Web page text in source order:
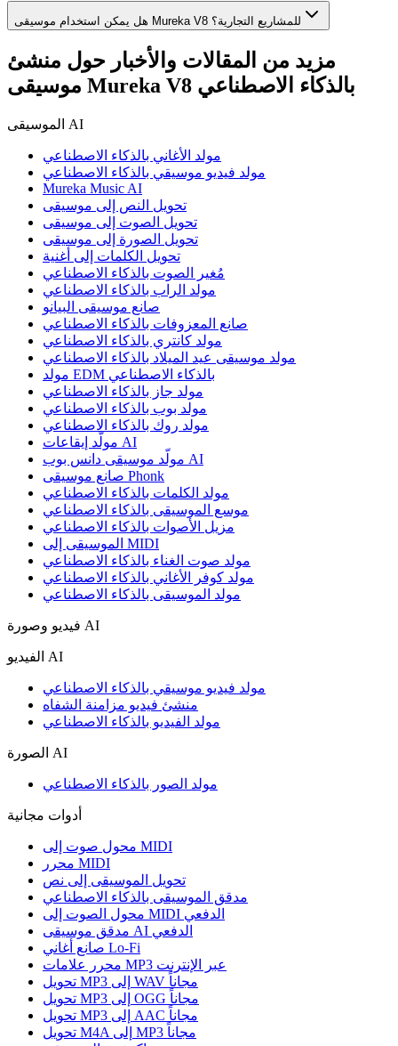
هل يمكن استخدام موسيقى Mureka V8 للمشاريع التجارية؟
مزيد من المقالات والأخبار حول منشئ
موسيقى Mureka V8 بالذكاء الاصطناعي
الموسيقى AI
مولد الأغاني بالذكاء الاصطناعي
مولد فيديو موسيقي بالذكاء الاصطناعي
Mureka Music AI
تحويل النص إلى موسيقى
تحويل الصوت إلى موسيقى
تحويل الصورة إلى موسيقى
تحويل الكلمات إلى أغنية
مُغير الصوت بالذكاء الاصطناعي
مولد الراب بالذكاء الاصطناعي
صانع موسيقى البيانو
صانع المعزوفات بالذكاء الاصطناعي
مولد كانتري بالذكاء الاصطناعي
مولد موسيقى عيد الميلاد بالذكاء الاصطناعي
مولد EDM بالذكاء الاصطناعي
مولد جاز بالذكاء الاصطناعي
مولد بوب بالذكاء الاصطناعي
مولد روك بالذكاء الاصطناعي
مولّد إيقاعات AI
مولّد موسيقى دانس بوب AI
صانع موسيقى Phonk
مولد الكلمات بالذكاء الاصطناعي
موسع الموسيقى بالذكاء الاصطناعي
مزيل الأصوات بالذكاء الاصطناعي
الموسيقى إلى MIDI
مولد صوت الغناء بالذكاء الاصطناعي
مولد كوفر الأغاني بالذكاء الاصطناعي
مولد الموسيقى بالذكاء الاصطناعي
فيديو وصورة AI
الفيديو AI
مولد فيديو موسيقي بالذكاء الاصطناعي
منشئ فيديو مزامنة الشفاه
مولد الفيديو بالذكاء الاصطناعي
الصورة AI
مولد الصور بالذكاء الاصطناعي
أدوات مجانية
محول صوت إلى MIDI
محرر MIDI
تحويل الموسيقى إلى نص
مدقق الموسيقى بالذكاء الاصطناعي
محول الصوت إلى MIDI الدفعي
مدقق موسيقى AI الدفعي
صانع أغاني Lo-Fi
محرر علامات MP3 عبر الإنترنت
تحويل MP3 إلى WAV مجاناً
تحويل MP3 إلى OGG مجاناً
تحويل MP3 إلى AAC مجاناً
تحويل M4A إلى MP3 مجاناً